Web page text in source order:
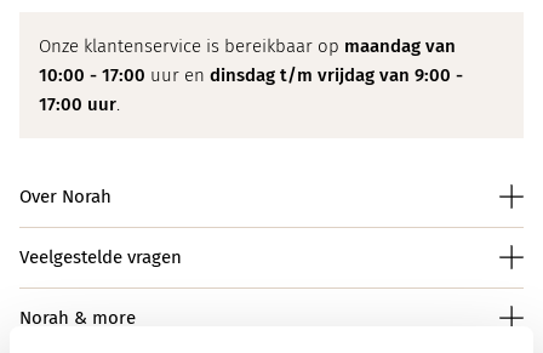
Onze klantenservice is bereikbaar op maandag van
10:00 - 17:00 uur en dinsdag t/m vrijdag van 9:00 -
17:00 uur.
Over Norah
Veelgestelde vragen
Norah & more